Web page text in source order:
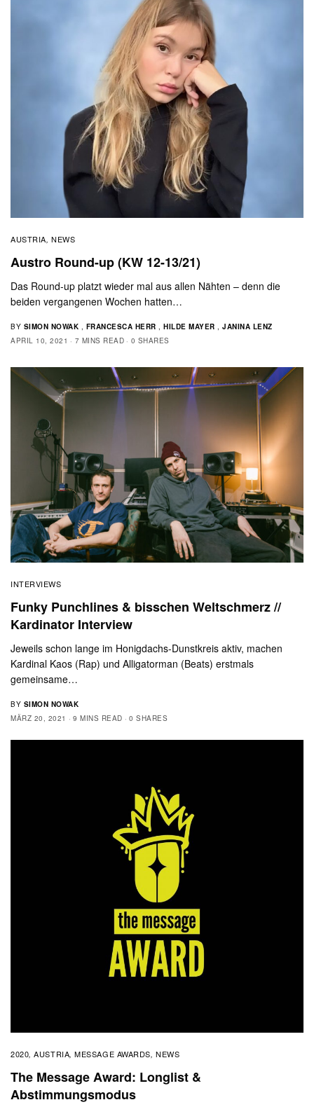
AUSTRIA, NEWS
Austro Round-up (KW 12-13/21)
Das Round-up platzt wieder mal aus allen Nähten – denn die
beiden vergangenen Wochen hatten…
BY SIMON NOWAK , FRANCESCA HERR , HILDE MAYER , JANINA LENZ
APRIL 10, 2021
7 MINS READ 0 SHARES
INTERVIEWS
Funky Punchlines & bisschen Weltschmerz //
Kardinator Interview
Jeweils schon lange im Honigdachs-Dunstkreis aktiv, machen
Kardinal Kaos (Rap) und Alligatorman (Beats) erstmals
gemeinsame…
BY SIMON NOWAK
MÄRZ 20, 2021
9 MINS READ 0 SHARES
2020,AUSTRIA,MESSAGE AWARDS,NEWS
The Message Award: Longlist &
Abstimmungsmodus